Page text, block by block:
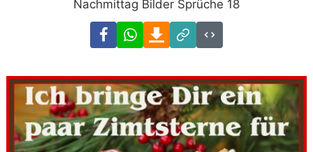
Nachmittag Bilder Sprüche 18
FacebookWhatsAppDownload
Link
Code